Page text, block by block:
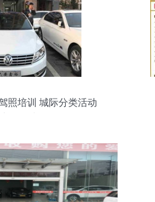
照培训 城际分类活动